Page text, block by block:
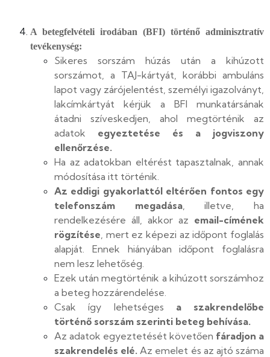
A betegfelvételi irodában (BFI) történő adminisztratív
tevékenység:
Sikeres sorszám húzás után a kihúzott
sorszámot, a TAJ-kártyát, korábbi ambuláns
lapot vagy zárójelentést, személyi igazolványt,
lakcímkártyát kérjük a BFI munkatársának
átadni szíveskedjen, ahol megtörténik az
adatok egyeztetése és a jogviszony
ellenőrzése.
Ha az adatokban eltérést tapasztalnak, annak
módosítása itt történik.
Az eddigi gyakorlattól eltérően fontos egy
telefonszám megadása, illetve, ha
rendelkezésére áll, akkor az email-címének
rögzítése, mert ez képezi az időpont foglalás
alapját. Ennek hiányában időpont foglalásra
nem lesz lehetőség.
Ezek után megtörténik a kihúzott sorszámhoz
a beteg hozzárendelése.
Csak így lehetséges a szakrendelőbe
történő sorszám szerinti beteg behívása.
Az adatok egyeztetését követően fáradjon a
szakrendelés elé.Az emelet és az ajtó száma